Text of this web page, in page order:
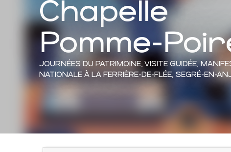
Chapelle
Pomme-
JOURNÉES DU PATRIMOINE, VISITE GUIDÉE,
NATIONALE À LA FERRIÈRE-DE-FLÉE, SEGRÉ-EN-